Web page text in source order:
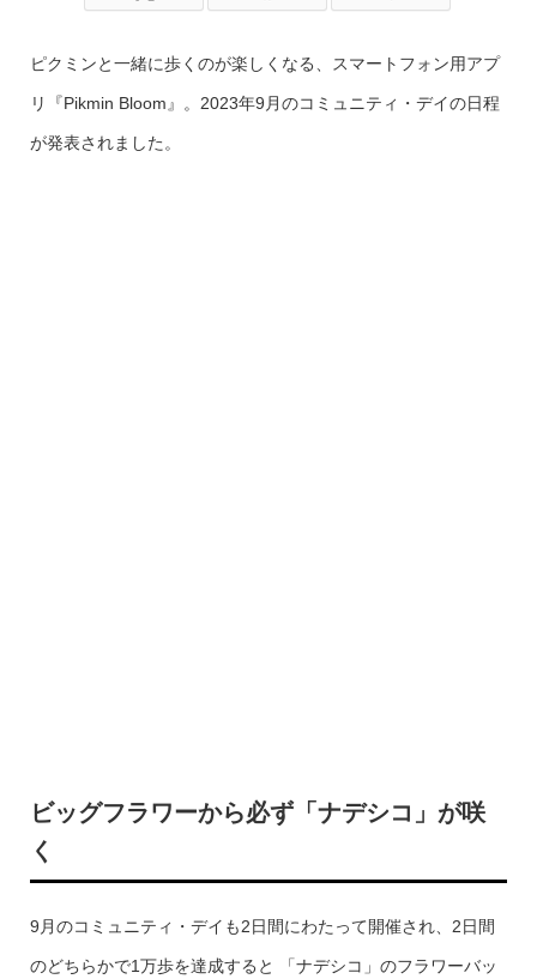
ピクミンと一緒に歩くのが楽しくなる、スマートフォン用アプ
リ『Pikmin Bloom』。2023年9月のコミュニティ・デイの日程
が発表されました。
ビッグフラワーから必ず「ナデシコ」が咲
く
9月のコミュニティ・デイも2日間にわたって開催され、2日間
のどちらかで1万歩を達成すると 「ナデシコ」のフラワーバッ